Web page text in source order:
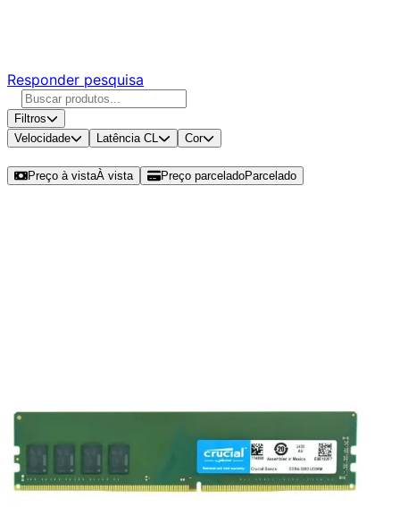
Responder pesquisa
Filtros
Velocidade
Latência CL Cor
Preço à vistaÀ vista Preço parceladoParcelado